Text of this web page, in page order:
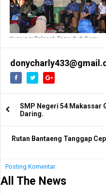
Kunjungi Pelosok Terjauh di Barru,
SMP Negeri 54 Makassar
Daring.
Rutan Bantaeng Tanggap
Posting Komentar
All The News